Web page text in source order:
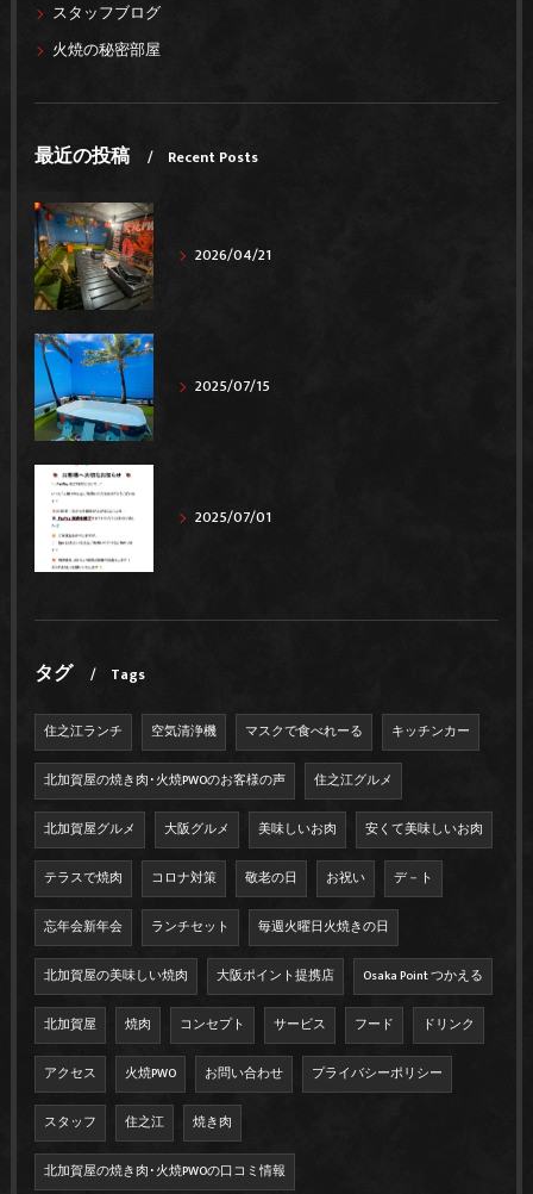
スタッフブログ
火焼の秘密部屋
最近の投稿 Recent Posts
2026/04/21
2025/07/15
2025/07/01
タグ Tags
住之江ランチ 空気清浄機 マスクで食べれーる キッチンカー
北加賀屋の焼き肉･火焼PWOのお客様の声 住之江グルメ
北加賀屋グルメ 大阪グルメ 美味しいお肉 安くて美味しいお肉
テラスで焼肉 コロナ対策 敬老の日 お祝い デ－ト
忘年会新年会 ランチセット 毎週火曜日火焼きの日
北加賀屋の美味しい焼肉 大阪ポイント提携店 Osaka Point つかえる
北加賀屋 焼肉 コンセプト サービス フード ドリンク
アクセス 火焼PWO お問い合わせ プライバシーポリシー
スタッフ 住之江 焼き肉
北加賀屋の焼き肉･火焼PWOの口コミ情報